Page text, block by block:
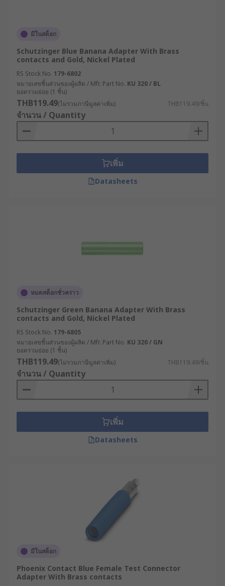
มีในสต็อก
Schutzinger Blue Banana Adapter With Brass
contacts and Gold, Nickel Plated
RS Stock No. 179-6802
หมายเลขชิ้นส่วนของผู้ผลิต / Mfr. Part No. KU 320 / BL
ยอดรวมย่อย (1 ชิ้น)
THB119.49(ไม่รวมภาษีมูลค่าเพิ่ม) THB119.49/ชิ้น
จำนวน / Quantity
เพิ่ม
Datasheets
หมดสต็อกชั่วคราว
Schutzinger Green Banana Adapter With Brass
contacts and Gold, Nickel Plated
RS Stock No. 179-6805
หมายเลขชิ้นส่วนของผู้ผลิต / Mfr. Part No. KU 320 / GN
ยอดรวมย่อย (1 ชิ้น)
THB119.49(ไม่รวมภาษีมูลค่าเพิ่ม) THB119.49/ชิ้น
จำนวน / Quantity
เพิ่ม
Datasheets
มีในสต็อก
Phoenix Contact Blue Female Test Connector
Adapter With Brass contacts